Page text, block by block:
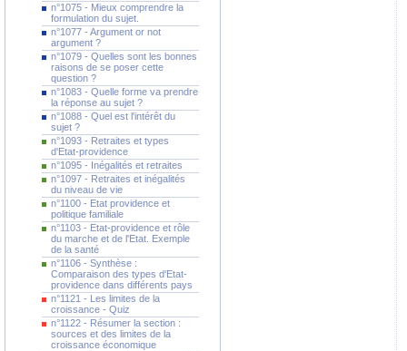
n°1075 - Mieux comprendre la
formulation du sujet.
n°1077 - Argument or not
argument ?
n°1079 - Quelles sont les bonnes
raisons de se poser cette
question ?
n°1083 - Quelle forme va prendre
la réponse au sujet ?
n°1088 - Quel est l'intérêt du
sujet ?
n°1093 - Retraites et types
d'Etat-providence
n°1095 - Inégalités et retraites
n°1097 - Retraites et inégalités
du niveau de vie
n°1100 - Etat providence et
politique familiale
n°1103 - Etat-providence et rôle
du marche et de l'Etat. Exemple
de la santé
n°1106 - Synthèse :
Comparaison des types d'Etat-
providence dans différents pays
n°1121 - Les limites de la
croissance - Quiz
n°1122 - Résumer la section :
sources et des limites de la
croissance économique